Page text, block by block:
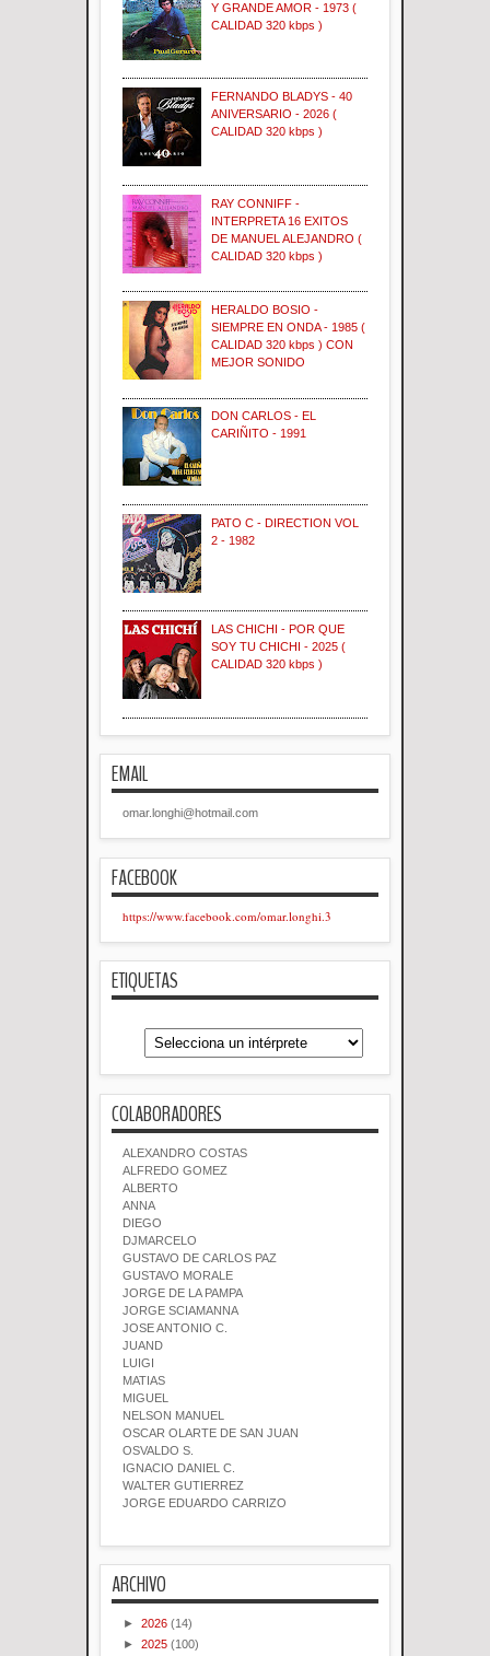
Y GRANDE AMOR - 1973 (
CALIDAD 320 kbps )
FERNANDO BLADYS - 40
ANIVERSARIO - 2026 (
CALIDAD 320 kbps )
RAY CONNIFF -
INTERPRETA 16 EXITOS
DE MANUEL ALEJANDRO (
CALIDAD 320 kbps )
HERALDO BOSIO -
SIEMPRE EN ONDA - 1985 (
CALIDAD 320 kbps ) CON
MEJOR SONIDO
DON CARLOS - EL
CARIÑITO - 1991
PATO C - DIRECTION VOL
2 - 1982
LAS CHICHI - POR QUE
SOY TU CHICHI - 2025 (
CALIDAD 320 kbps )
EMAIL
omar.longhi@hotmail.com
FACEBOOK
https://www.facebook.com/omar.longhi.3
ETIQUETAS
COLABORADORES
ALEXANDRO COSTAS
ALFREDO GOMEZ
ALBERTO
ANNA
DIEGO
DJMARCELO
GUSTAVO DE CARLOS PAZ
GUSTAVO MORALE
JORGE DE LA PAMPA
JORGE SCIAMANNA
JOSE ANTONIO C.
JUAND
LUIGI
MATIAS
MIGUEL
NELSON MANUEL
OSCAR OLARTE DE SAN JUAN
OSVALDO S.
IGNACIO DANIEL C.
WALTER GUTIERREZ
JORGE EDUARDO CARRIZO
ARCHIVO
► 2026 (14)
► 2025 (100)